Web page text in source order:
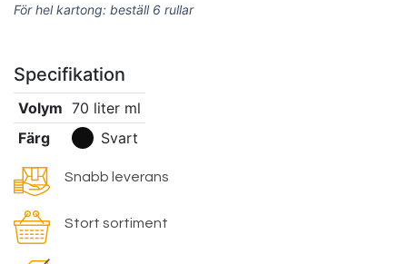
För hel kartong: beställ 6 rullar
Specifikation
Volym 70 liter ml
Färg
Svart
Snabb leverans
Stort sortiment